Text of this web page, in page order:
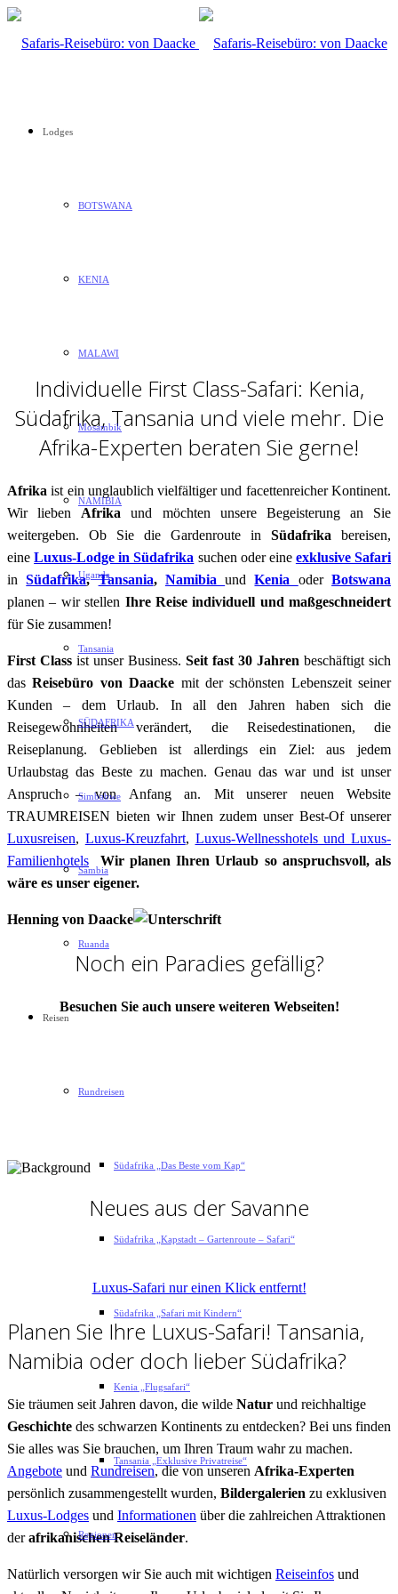
Lodges
BOTSWANA
KENIA
MALAWI
Mosambik
NAMIBIA
Uganda
Tansania
SÜDAFRIKA
Simbabwe
Sambia
Ruanda
Reisen
Rundreisen
Südafrika „Das Beste vom Kap“
Südafrika „Kapstadt – Gartenroute – Safari“
Südafrika „Safari mit Kindern“
Kenia „Flugsafari“
Tansania „Exklusive Privatreise“
Regionen
Nachhaltige Luxus
im Herzen von Afrika
Individuelle First Class-Safari: Kenia,
Südafrika, Tansania und viele mehr. Die
Afrika-Experten beraten Sie gerne!
Afrika ist ein unglaublich vielfältiger und facettenreicher Kontinent.
Wir lieben Afrika und möchten unsere Begeisterung an Sie
weitergeben. Ob Sie die Gardenroute in Südafrika bereisen,
eineLuxus-Lodge in Südafrika suchen oder eine exklusive Safari
inSüdafrika,Tansania, NamibiaundKenia oder Botswana
planen – wir stellen Ihre Reise individuell und maßgeschneidert
für Sie zusammen!
First Class ist unser Business. Seit fast 30 Jahren beschäftigt sich
dasReisebüro von Daacke mit der schönsten Lebenszeit seiner
Kunden – dem Urlaub. In all den Jahren haben sich die
Reisegewohnheiten verändert, die Reisedestinationen, die
Reiseplanung. Geblieben ist allerdings ein Ziel: aus jedem
Urlaubstag das Beste zu machen. Genau das war und ist unser
Anspruch – von Anfang an. Mit unserer neuen Website
TRAUMREISEN bieten wir Ihnen zudem unser Best-Of unserer
Luxusreisen, Luxus-Kreuzfahrt, Luxus-Wellnesshotels und Luxus-
Familienhotels
Wir planen Ihren Urlaub so anspruchsvoll, als
wäre es unser eigener.
Henning von Daacke
Noch ein Paradies gefällig?
Besuchen Sie auch unsere weiteren Webseiten!
Neues aus der Savanne
Luxus-Safari nur einen Klick entfernt!
Planen Sie Ihre Luxus-Safari! Tansania,
Namibia oder doch lieber Südafrika?
Sie träumen seit Jahren davon, die wilde Natur und reichhaltige
Geschichte des schwarzen Kontinents zu entdecken? Bei uns finden
Sie alles was Sie brauchen, um Ihren Traum wahr zu machen.
Angebote und Rundreisen, die von unseren Afrika-Experten
persönlich zusammengestellt wurden, Bildergalerien zu exklusiven
Luxus-Lodges und Informationen über die zahlreichen Attraktionen
derafrikanischen Reiseländer.
Natürlich versorgen wir Sie auch mit wichtigen Reiseinfos und